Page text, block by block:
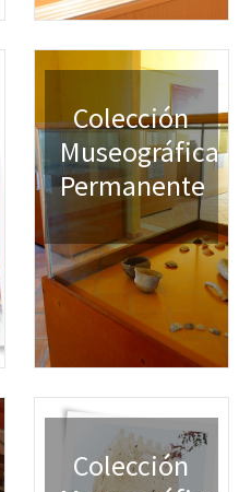
Colección
Museográfica
Permanente
Colección